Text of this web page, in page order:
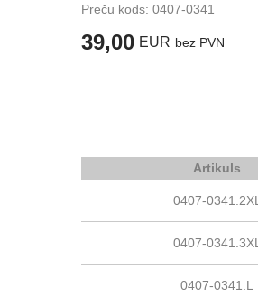
Preču kods: 0407-0341
39,00 EUR bez PVN
Artikuls
0407-0341.2XL
0407-0341.3XL
0407-0341.L